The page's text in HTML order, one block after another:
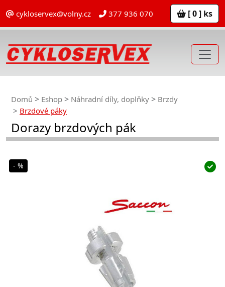
cykloservex@volny.cz 377 936 070 [ 0 ] ks
Domů Eshop Náhradní díly, doplňky
Brzdy
Brzdové páky
Dorazy brzdových pák
- %